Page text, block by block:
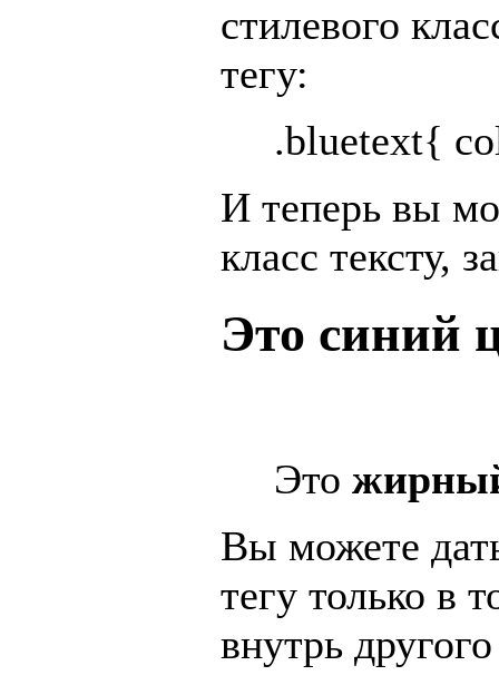
стилевого
тегу:
.bluetext{
И теперь вы
класс тексту,
Это синий
Это
Вы можете
тегу только в
внутрь